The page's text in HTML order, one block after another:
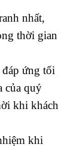
nhất,
thời gian
ứng tối
của quý
khi khách
khi